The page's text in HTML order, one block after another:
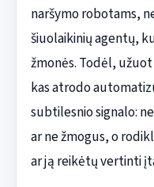
naršymo robotams,
šiuolaikinių agentų,
žmonės. Todėl,
kas atrodo
subtilesnio signalo:
ar ne žmogus, o
ar ją reikėtų vertinti